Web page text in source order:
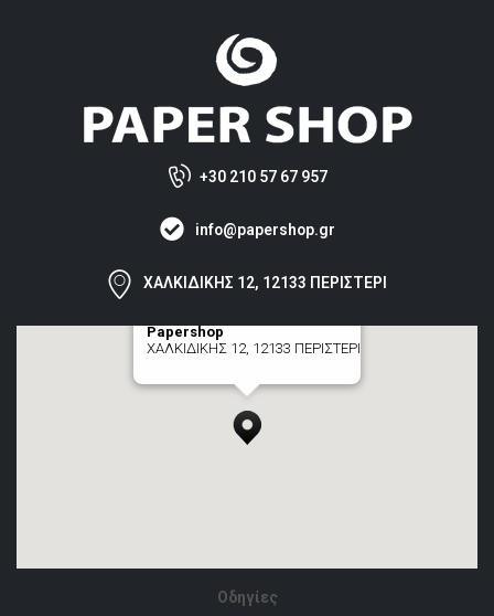
+30 210 57 67 957
info@papershop.gr
ΧΑΛΚΙΔΙΚΗΣ 12, 12133 ΠΕΡΙΣΤΕΡΙ
Papershop
ΧΑΛΚΙΔΙΚΗΣ 12, 12133 ΠΕΡΙΣΤΕΡΙ
Οδηγίες